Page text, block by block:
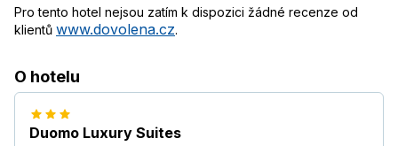
Pro tento hotel nejsou zatím k dispozici žádné recenze od
klientů www.dovolena.cz.
O hotelu
Duomo Luxury Suites